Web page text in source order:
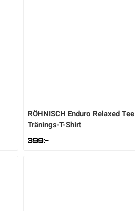
RÖHNISCH Enduro Relaxed Tee
Tränings-T-Shirt
399:-